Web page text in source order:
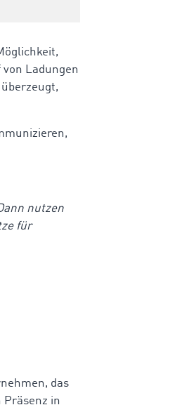
Ladungen
nutzen
für
das
Präsenz in